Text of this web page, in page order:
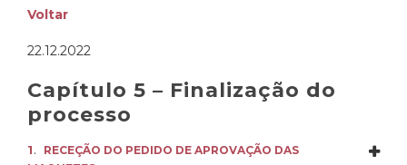
Voltar
22.12.2022
Capítulo 5 – Finalização do
processo
1.
RECEÇÃO DO PEDIDO DE APROVAÇÃO DAS